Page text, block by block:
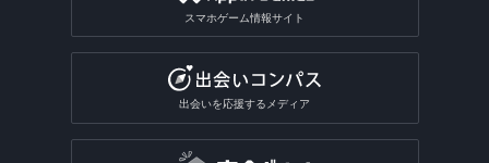
スマホゲーム情報サイト
出会いを応援するメディア